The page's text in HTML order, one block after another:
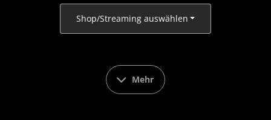
Shop/Streaming auswählen
Mehr